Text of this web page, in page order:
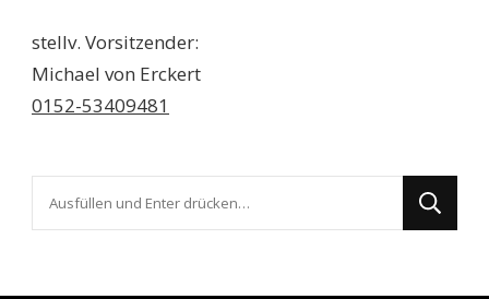
stellv. Vorsitzender:
Michael von Erckert
0152-53409481